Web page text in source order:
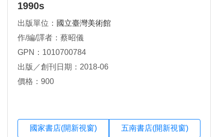
1990s
出版單位： 國立臺灣美術館
作/編/譯者：蔡昭儀
GPN：1010700784
出版／創刊日期：2018-06
價格：900
國家書店(開新視窗) 五南書店(開新視窗)